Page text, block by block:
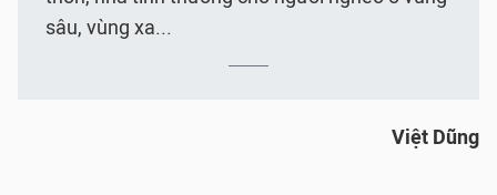
sâu, vùng xa...
Việt Dũng